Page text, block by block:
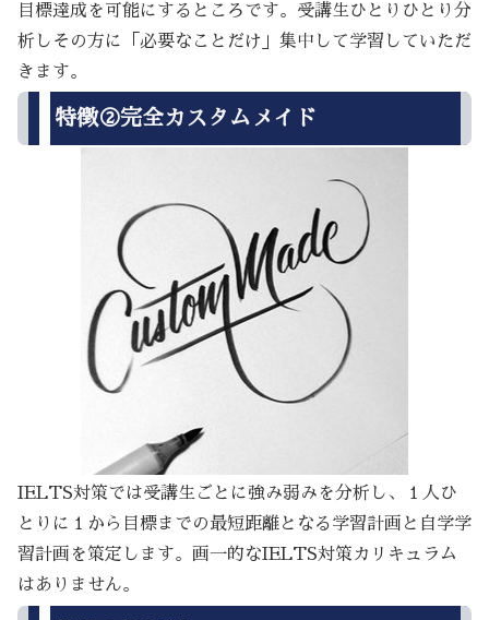
目標達成を可能にするところです。受講生ひとりひとり分
析しその方に「必要なことだけ」集中して学習していただ
きます。
特徴②完全カスタムメイド
IELTS対策では受講生ごとに強み弱みを分析し、１人ひ
とりに１から目標までの最短距離となる学習計画と自学学
習計画を策定します。画一的なIELTS対策カリキュラム
はありません。